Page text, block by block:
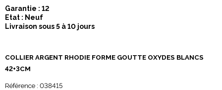
Garantie : 12
Etat : Neuf
Livraison sous 5 à 10 jours
COLLIER ARGENT RHODIE FORME GOUTTE OXYDES BLANCS
42+3CM
Référence : 038415